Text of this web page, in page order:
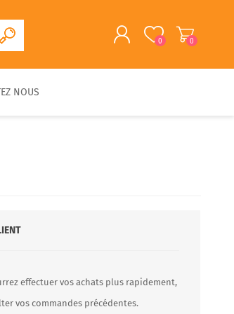
S'ENREGISTRER
0 0
NOUS
effectuer vos achats plus rapidement,
vos commandes précédentes.